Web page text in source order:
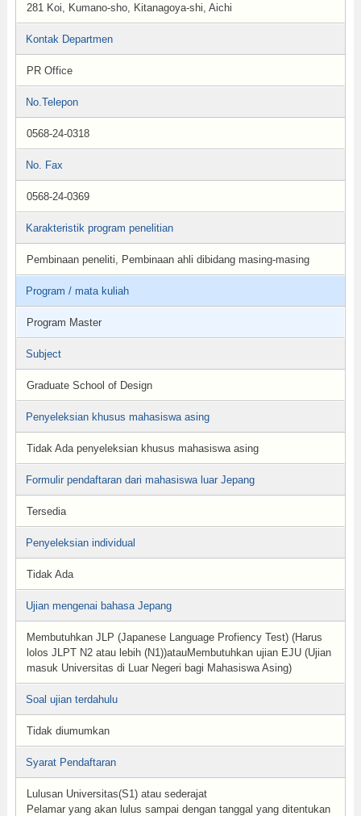
281 Koi, Kumano-sho, Kitanagoya-shi, Aichi
Kontak Departmen
PR Office
No.Telepon
0568-24-0318
No. Fax
0568-24-0369
Karakteristik program penelitian
Pembinaan peneliti, Pembinaan ahli dibidang masing-masing
Program / mata kuliah
Program Master
Subject
Graduate School of Design
Penyeleksian khusus mahasiswa asing
Tidak Ada penyeleksian khusus mahasiswa asing
Formulir pendaftaran dari mahasiswa luar Jepang
Tersedia
Penyeleksian individual
Tidak Ada
Ujian mengenai bahasa Jepang
Membutuhkan JLP (Japanese Language Profiency Test) (Harus
lolos JLPT N2 atau lebih (N1))atauMembutuhkan ujian EJU (Ujian
masuk Universitas di Luar Negeri bagi Mahasiswa Asing)
Soal ujian terdahulu
Tidak diumumkan
Syarat Pendaftaran
Lulusan Universitas(S1) atau sederajat
Pelamar yang akan lulus sampai dengan tanggal yang ditentukan